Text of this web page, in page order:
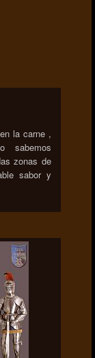
la carne ,
sabemos
zonas de
sabor y